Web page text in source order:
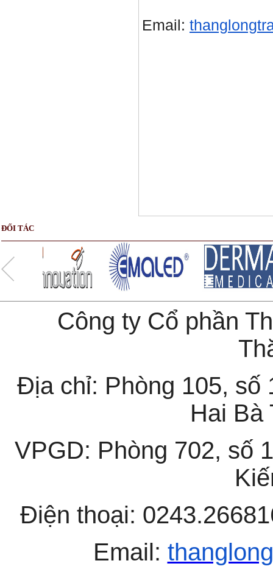
Email:
ĐỐI TÁC
Công ty Cổ phần
Địa chỉ: Phòng 105, số
Hai Bà
VPGD: Phòng 702, số
Điện thoại:
Email: